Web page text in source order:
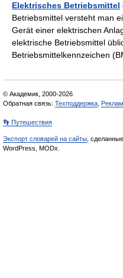
Elektrisches Betriebsmittel
Betriebsmittel versteht man
Gerät einer elektrischen
elektrische Betriebsmittel
Betriebsmittelkennzeichen
© Академик, 2000-2026
Обратная связь: Техподдержка
👣 Путешествия
Экспорт словарей на сайты ,
WordPress, MODx.